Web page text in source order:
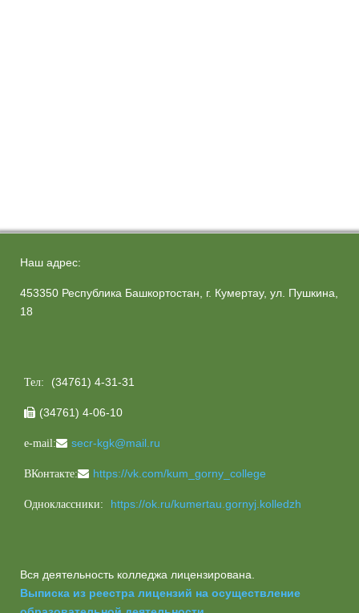
Наш адрес:
453350 Республика Башкортостан, г. Кумертау, ул. Пушкина,
18
Тел: (34761) 4-31-31
 (34761) 4-06-10
e-mail: secr-kgk@mail.ru
ВКонтакте: https://vk.com/kum_gorny_college
Одноклассники: https://ok.ru/kumertau.gornyj.kolledzh
Вся деятельность колледжа лицензирована.
Выписка из реестра лицензий на осуществление